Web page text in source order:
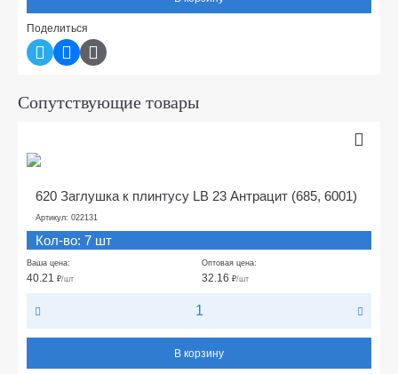
Поделиться
Сопутствующие товары
620 Заглушка к плинтусу LB 23 Антрацит (685, 6001)
Артикул: 022131
Кол-во: 7 шт
Ваша цена:
40.21 ₽/шт
Оптовая цена:
32.16 ₽/шт
В корзину